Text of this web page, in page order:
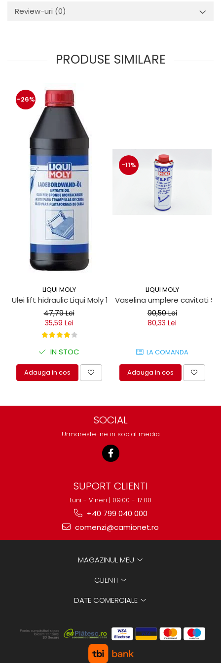
Review-uri (0)
PRODUSE SIMILARE
-26%
LIQUI MOLY
Ulei lift hidraulic Liqui Moly 1 litru
47,79 Lei
35,59 Lei
IN STOC
Adauga in cos
-11%
LIQUI MOLY
Vaselina umplere cavitati
90,50 Lei
80,33 Lei
LA COMANDA
Adauga in cos
SOCIAL
Urmareste-ne in social media
SUPORT CLIENTI
Luni - Vineri | 09:00 - 17:00
+40 799 040 000
comenzi@camionet.ro
MAGAZINUL MEU
CLIENTI
DATE COMERCIALE